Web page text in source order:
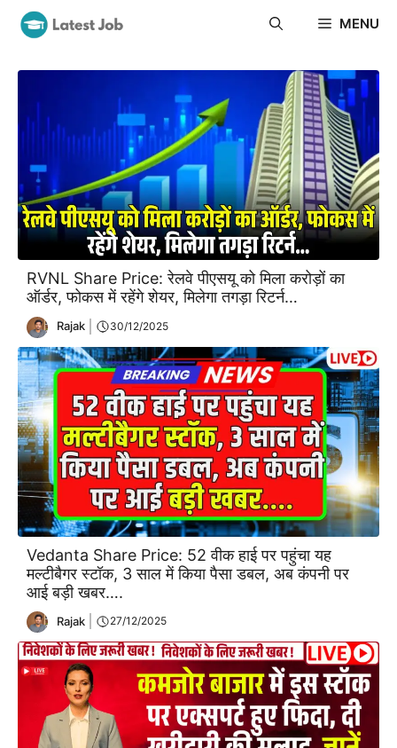
Skip
MENU
RVNL Share Price: रेलवे पीएसयू को मिला करोड़ों का
ऑर्डर, फोकस में रहेंगे शेयर, मिलेगा तगड़ा रिटर्न…
Rajak 30/12/2025
Vedanta Share Price: 52 वीक हाई पर पहुंचा यह
मल्टीबैगर स्टॉक, 3 साल में किया पैसा डबल, अब कंपनी पर
आई बड़ी खबर….
Rajak 27/12/2025